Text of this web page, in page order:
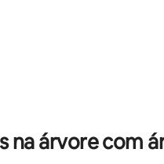
média de 5, 83
na árvore com